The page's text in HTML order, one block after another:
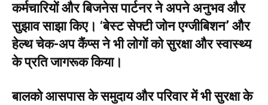
कर्मचारियों और बिजनेस पार्टनर ने अपने अनुभव और
सुझाव साझा किए। ‘बेस्ट सेफ्टी जोन एग्जीबिशन’ और
हेल्थ चेक-अप कैंप्स ने भी लोगों को सुरक्षा और स्वास्थ्य
के प्रति जागरूक किया।
बालको आसपास के समुदाय और परिवार में भी सुरक्षा के